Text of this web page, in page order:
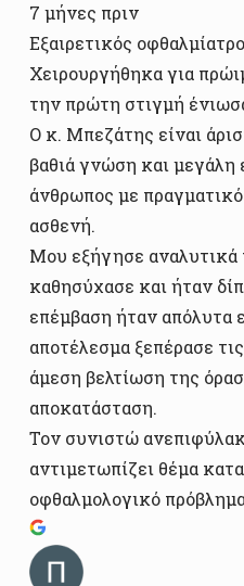
7 μήνες πριν
Εξαιρετικός
Χειρουργήθηκα για
την πρώτη στιγμή
Ο κ. Μπεζάτης είναι
βαθιά γνώση και μεγάλη
άνθρωπος με
ασθενή.
Μου εξήγησε αναλυτικά
καθησύχασε και ήταν
επέμβαση ήταν απόλυτα
αποτέλεσμα ξεπέρασε
άμεση βελτίωση της
αποκατάσταση.
Τον συνιστώ
αντιμετωπίζει θέμα
οφθαλμολογικό